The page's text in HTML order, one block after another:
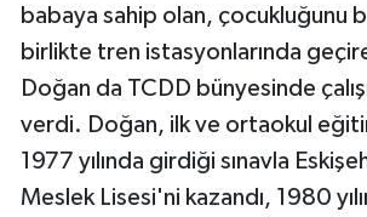
babaya sahip olan, çocukluğunu
birlikte tren istasyonlarında
Doğan da TCDD bünyesinde
verdi. Doğan, ilk ve ortaokul
1977 yılında girdiği sınavla
Meslek Lisesi'ni kazandı, 1980